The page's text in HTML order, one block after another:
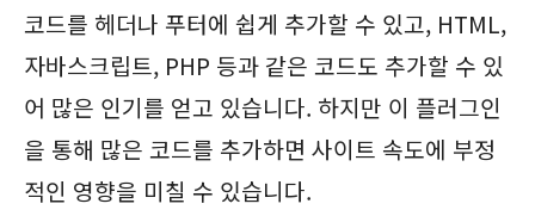
코드를 헤더나 푸터에 쉽게 추가할 수 있고, HTML,
자바스크립트, PHP 등과 같은 코드도 추가할 수 있
어 많은 인기를 얻고 있습니다. 하지만 이 플러그인
을 통해 많은 코드를 추가하면 사이트 속도에 부정
적인 영향을 미칠 수 있습니다.